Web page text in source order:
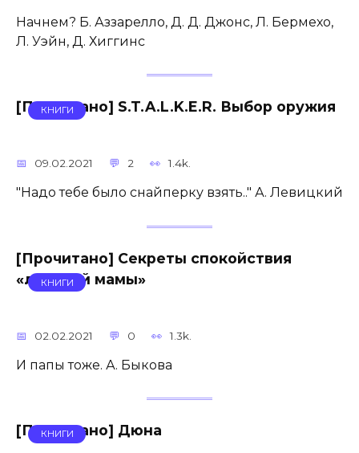
Начнем? Б. Аззарелло, Д. Д. Джонс, Л. Бермехо,
Л. Уэйн, Д. Хиггинс
[Прочитано] S.T.A.L.K.E.R. Выбор оружия
КНИГИ
09.02.2021 2 1.4k.
"Надо тебе было снайперку взять.." А. Левицкий
[Прочитано] Секреты спокойствия
«ленивой мамы»
КНИГИ
02.02.2021 0 1.3k.
И папы тоже. А. Быкова
[Прочитано] Дюна
КНИГИ